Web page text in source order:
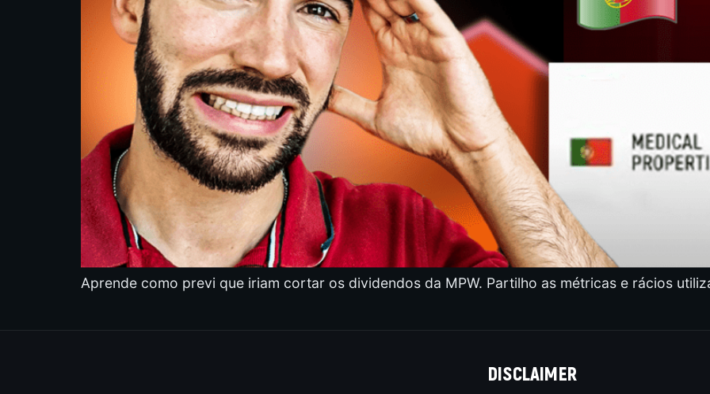
Aprende como previ que iriam cortar os dividendos da MPW. Partilho as métricas e rácios
DISCLAIMER